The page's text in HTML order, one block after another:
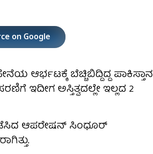
on Google
ಆರ್ಭಟಕ್ಕೆ ಬೆಚ್ಚಿಬಿದ್ದಿದ್ದ ಪಾಕಿಸ್ತಾನ
ಇದೀಗ ಅಸ್ತಿತ್ವದಲ್ಲೇ ಇಲ್ಲದ 2
ಆಪರೇಷನ್ ಸಿಂಧೂರ್